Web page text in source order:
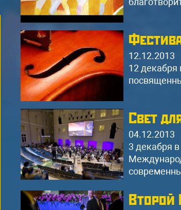
12.12.2013
12 декабря
Свет
04.12.2013
3 декабря
Второй